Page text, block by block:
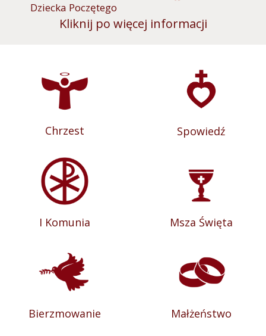
Dziecka Poczętego
Kliknij po więcej informacji
Chrzest Spowiedź
I Komunia Msza Święta
Bierzmowanie Małżeństwo